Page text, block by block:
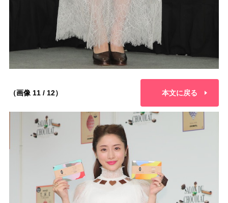
（画像 11 / 12） 本文に戻る